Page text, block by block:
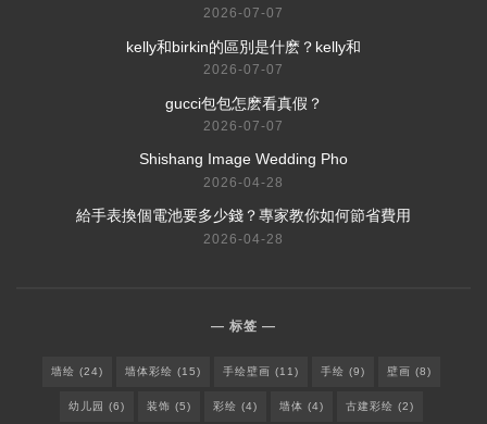
2026-07-07
​kelly和birkin的區別是什麽？kelly和
2026-07-07
​gucci包包怎麽看真假？
2026-07-07
Shishang Image Wedding Pho
2026-04-28
給手表換個電池要多少錢？專家教你如何節省費用
2026-04-28
标签
墙绘 (24) 墙体彩绘 (15) 手绘壁画 (11) 手绘 (9) 壁画 (8)
幼儿园 (6) 装饰 (5) 彩绘 (4) 墙体 (4) 古建彩绘 (2)